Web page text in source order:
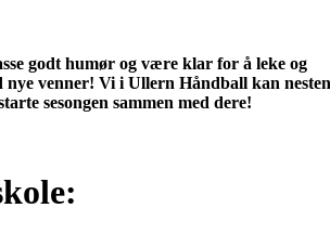
godt humør og være klar for å leke og
nye venner! Vi i Ullern Håndball kan nesten
sesongen sammen med dere!